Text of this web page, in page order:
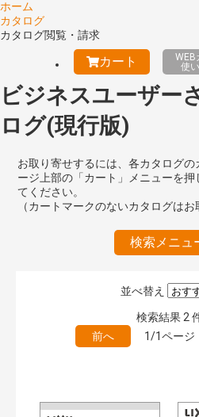
ホーム
カタログ
カタログ閲覧・請求
カート
WEB
使
ビジネスユーザー
ログ(現行版)
お取り寄せするには、各カタログ
ージ上部の「カート」メニューを
てください。
（カートマークのないカタログはお
検索メニュ
絞り込みの
キーワード検索（あいまい）
並べ替え
検索結果 2
前へ
1/1ペー